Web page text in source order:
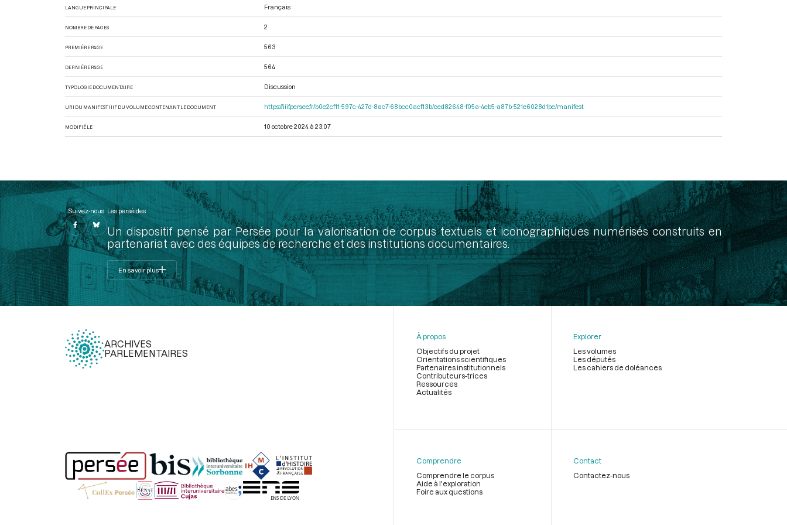
LANGUE PRINCIPALE Français
NOMBRE DE PAGES 2
PREMIÈRE PAGE 563
DERNIÈRE PAGE 564
TYPOLOGIE DOCUMENTAIRE Discussion
URI DU MANIFEST IIIF DU VOLUME CONTENANT LE DOCUMENT https://iiif.persee.fr/b0e2cf11-597c-427d-8ac7-68bcc0acf13b/ced82648-f05a-4eb5-a87b-521e6028d1be/manifest
MODIFIÉ LE 10 octobre 2024 à 23:07
Suivez-nous Les perséides
Un dispositif pensé par Persée pour la valorisation de corpus textuels et iconographiques numérisés construits en
partenariat avec des équipes de recherche et des institutions documentaires.
En savoir plus
ARCHIVES
PARLEMENTAIRES
page
À propos
Objectifs du projet
Orientations scientifiques
Partenaires institutionnels
Contributeurs-trices
Ressources
Actualités
Explorer
Les volumes
Les députés
Les cahiers de doléances
Comprendre
Comprendre le corpus
Aide à l'exploration
Foire aux questions
Contact
Contactez-nous